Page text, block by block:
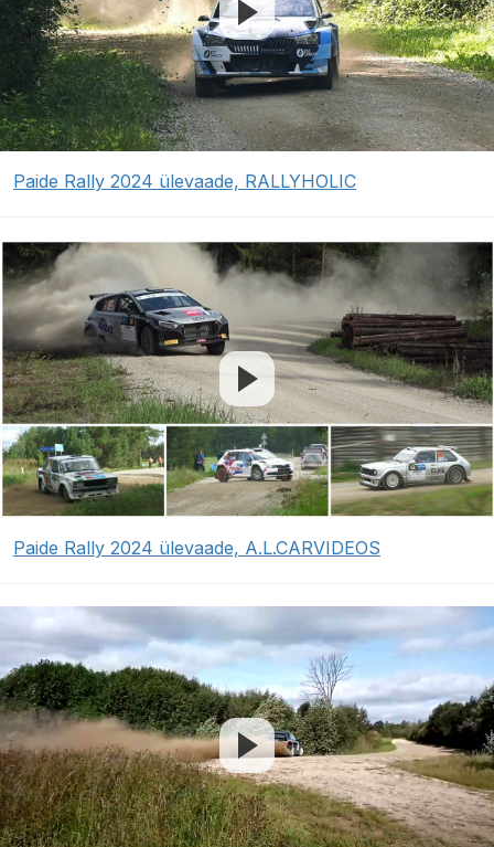
Paide Rally 2024 ülevaade, RALLYHOLIC
Paide Rally 2024 ülevaade, A.L.CARVIDEOS